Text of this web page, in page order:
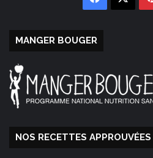
MANGER BOUGER
NOS RECETTES APPROUVÉES